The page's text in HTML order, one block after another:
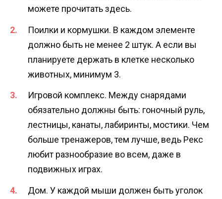
можете прочитать здесь.
Поилки и кормушки. В каждом элементе
должно быть не менее 2 штук. А если вы
планируете держать в клетке несколько
животных, минимум 3.
Игровой комплекс. Между снарядами
обязательно должны быть: гоночный руль,
лестницы, канаты, лабиринты, мостики. Чем
больше тренажеров, тем лучше, ведь Рекс
любит разнообразие во всем, даже в
подвижных играх.
Дом. У каждой мыши должен быть уголок